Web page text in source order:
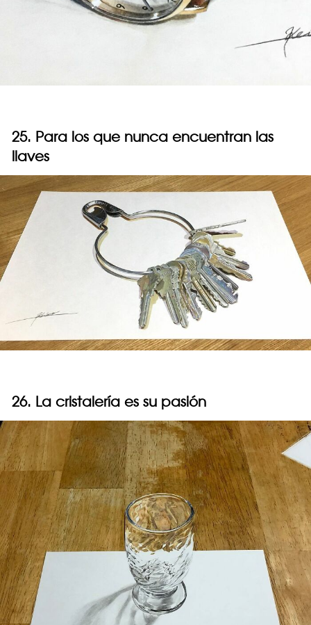
25. Para los que nunca encuentran las
llaves
26. La cristalería es su pasión